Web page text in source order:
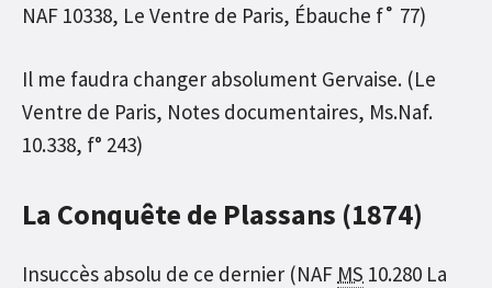
NAF 10338, Le Ventre de Paris, Ébauche f˚ 77)
Il me faudra changer absolument Gervaise. (Le
Ventre de Paris, Notes documentaires, Ms.Naf.
10.338, f° 243)
La Conquête de Plassans (1874)
Insuccès absolu de ce dernier (NAF MS 10.280 La